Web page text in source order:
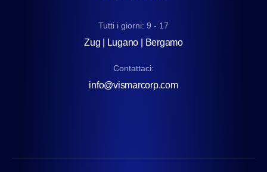
Tutti i giorni: 9 - 17
Zug | Lugano | Bergamo
Contattaci:
info@vismarcorp.com